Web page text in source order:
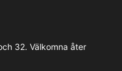
32. Välkomna åter